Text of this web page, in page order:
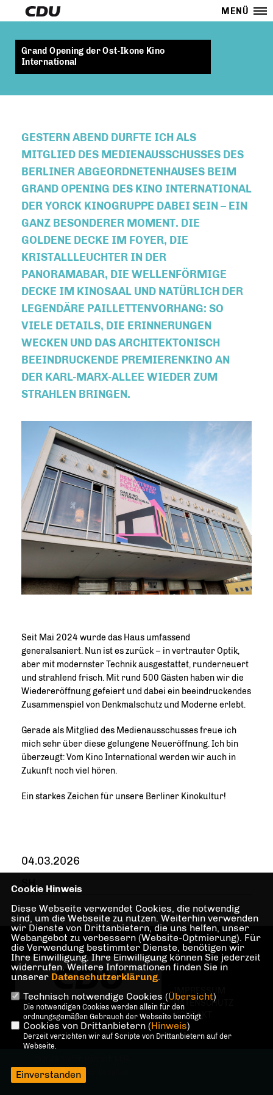
MENÜ
Grand Opening der Ost-Ikone Kino
International
GESTERN ABEND DURFTE ICH ALS
MITGLIED DES MEDIENAUSSCHUSSES DES
BERLINER ABGEORDNETENHAUSES BEIM
GRAND OPENING DES KINO INTERNATIONAL
DER YORCK KINOGRUPPE DABEI SEIN – EIN
GANZ BESONDERER MOMENT. DIE
GOLDENE DECKE IM FOYER, DIE
KRISTALLLEUCHTER IN DER
PANORAMABAR, DIE WELLENFÖRMIGE
DECKE IM KINOSAAL UND NATÜRLICH DER
LEGENDÄRE PAILLETTENVORHANG: SO
VIELE DETAILS, DIE ERINNERUNGEN
WECKEN UND DAS ARCHITEKTONISCH
BEEINDRUCKENDE PREMIERENKINO AN
DER KARL-MARX-ALLEE WIEDER ZUM
STRAHLEN BRINGEN.
Seit Mai 2024 wurde das Haus umfassend
generalsaniert. Nun ist es zurück – in vertrauter Optik,
aber mit modernster Technik ausgestattet, runderneuert
und strahlend frisch. Mit rund 500 Gästen haben wir die
Wiedereröffnung gefeiert und dabei ein beeindruckendes
Zusammenspiel von Denkmalschutz und Moderne erlebt.
Gerade als Mitglied des Medienausschusses freue ich
mich sehr über diese gelungene Neueröffnung. Ich bin
überzeugt: Vom Kino International werden wir auch in
Zukunft noch viel hören.
Ein starkes Zeichen für unsere Berliner Kinokultur!
04.03.2026
SH
IMPRESSUM
DATENSCHUTZ
KONTAKT
Alle Rechte vorbehalten.
Cookie Hinweis
Diese Webseite verwendet Cookies, die notwendig
sind, um die Webseite zu nutzen. Weiterhin verwenden
wir Dienste von Drittanbietern, die uns helfen, unser
Webangebot zu verbessern (Website-Optmierung). Für
die Verwendung bestimmter Dienste, benötigen wir
Ihre Einwilligung. Ihre Einwilligung können Sie jederzeit
widerrufen. Weitere Informationen finden Sie in
unserer Datenschutzerklärung.
Technisch notwendige Cookies (Übersicht)
Die notwendigen Cookies werden allein für den
ordnungsgemäßen Gebrauch der Webseite benötigt.
Cookies von Drittanbietern (Hinweis)
Derzeit verzichten wir auf Scripte von Drittanbietern auf der
Webseite.
Einverstanden